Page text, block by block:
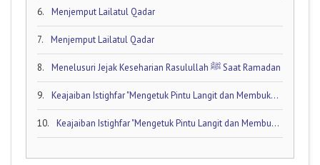
6. Menjemput Lailatul Qadar
7. Menjemput Lailatul Qadar
8. Menelusuri Jejak Keseharian Rasulullah ﷺ Saat Ramadan
9. Keajaiban Istighfar "Mengetuk Pintu Langit dan Membuka Keran Rezeki yang Tersumbat"
10. Keajaiban Istighfar "Mengetuk Pintu Langit dan Membuka Keran Rezeki yang Tersumbat"